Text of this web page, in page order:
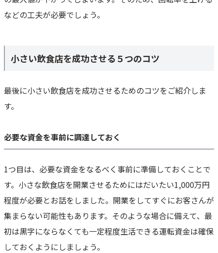
などの工夫が必要でしょう。
小さい飲食店を成功させる５つのコツ
最後に小さい飲食店を成功させるためのコツをご紹介しま
す。
必要な資金を事前に調達しておく
1つ目は、必要な資金をなるべく事前に準備しておくことで
す。小さな飲食店を開業させるためにはだいたい1,000万円
程度が必要とお話をしました。開業をしてすぐにお客さんが
集まらない可能性もあります。そのような場合に備えて、最
初は黒字にならなくても一定程度生活できる運転資金は確保
しておくようにしましょう。